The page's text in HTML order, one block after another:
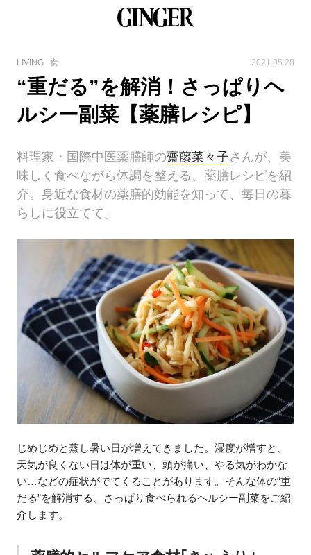
LIVING 食 2021.05.28
“重だる”を解消！さっぱりヘ
ルシー副菜【薬膳レシピ】
料理家・国際中医薬膳師の齋藤菜々子さんが、美
味しく食べながら体調を整える、薬膳レシピを紹
介。身近な食材の薬膳的効能を知って、毎日の暮
らしに役立てて。
じめじめと蒸し暑い日が増えてきました。湿度が増すと、
天気が良くない日は体が重い、頭が痛い、やる気がわかな
い…などの症状がでてくることがあります。そんな体の“重
だる”を解消する、さっぱり食べられるヘルシー副菜をご紹
介します。